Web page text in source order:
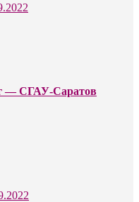
— СГАУ-Саратов